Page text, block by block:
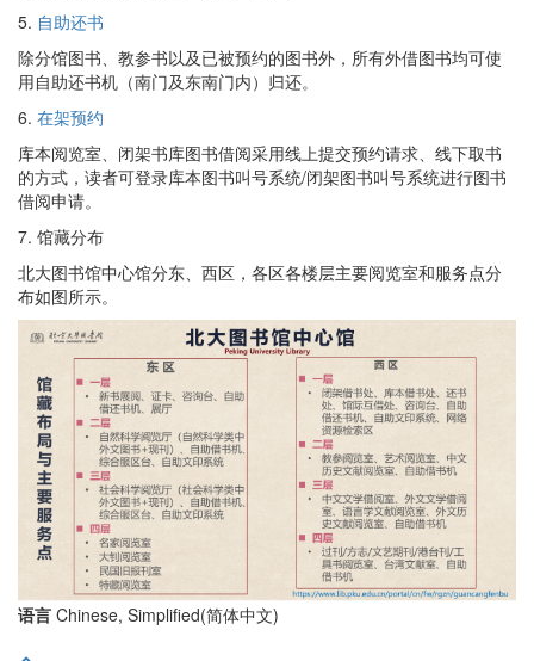
5. 自助还书
除分馆图书、教参书以及已被预约的图书外，所有外借图书均可使
用自助还书机（南门及东南门内）归还。
6. 在架预约
库本阅览室、闭架书库图书借阅采用线上提交预约请求、线下取书
的方式，读者可登录库本图书叫号系统/闭架图书叫号系统进行图书
借阅申请。
7. 馆藏分布
北大图书馆中心馆分东、西区，各区各楼层主要阅览室和服务点分
布如图所示。
语言 Chinese, Simplified(简体中文)